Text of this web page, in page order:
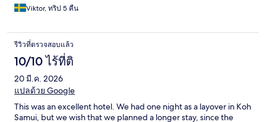
Viktor, ทริป 5 คืน
รีวิวที่ตรวจสอบแล้ว
10/10 ไร้ที่ติ
20 มี.ค. 2026
แปลด้วย Google
This was an excellent hotel. We had one night as a layover in Koh
Samui, but we wish that we planned a longer stay, since the